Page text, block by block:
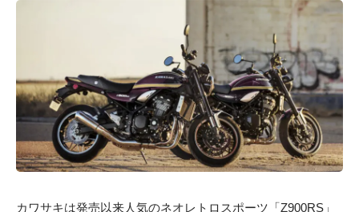
カワサキは発売以来人気のネオレトロスポーツ「Z900RS」